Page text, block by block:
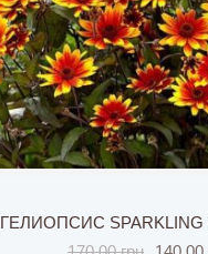
ГЕЛИОПСИС SPARKLING